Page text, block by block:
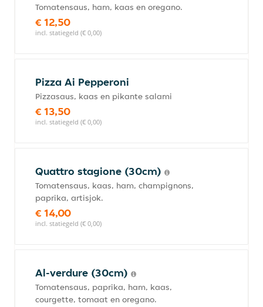
Tomatensaus, ham, kaas en oregano.
€ 12,50
incl. statiegeld (€ 0,00)
Pizza Ai Pepperoni
Pizzasaus, kaas en pikante salami
€ 13,50
incl. statiegeld (€ 0,00)
Quattro stagione (30cm)
Tomatensaus, kaas, ham, champignons,
paprika, artisjok.
€ 14,00
incl. statiegeld (€ 0,00)
Al-verdure (30cm)
Tomatensaus, paprika, ham, kaas,
courgette, tomaat en oregano.